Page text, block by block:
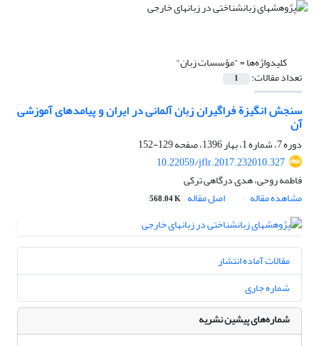
کلیدواژه‌ها ="مؤسسات زبان"
تعداد مقالات: 1
سنجش انگیزة فراگیران زبان‌ آلمانی در ایران و پیامدهای آموزشی
آن
دوره 7، شماره 1، بهار 1396، صفحه
129-152
10.22059/jflr.2017.232010.327
فاطمه روحی، هدی درگاهی ترکی
مشاهده مقاله
اصل مقاله 568.04 K
مقالات آماده انتشار
شماره جاری
شماره‌های پیشین نشریه